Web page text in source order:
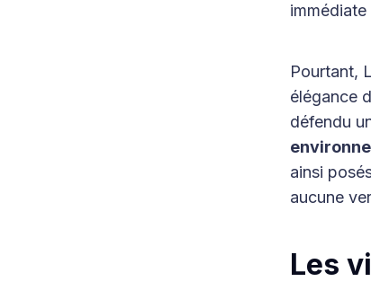
Pourtant,
élégance
défendu
ainsi
aucune
Les